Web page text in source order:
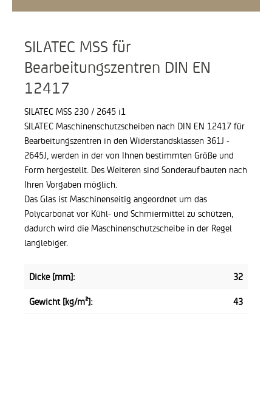
SILATEC MSS für
Bearbeitungszentren DIN EN
12417
SILATEC MSS 230 / 2645 i1
SILATEC Maschinenschutzscheiben nach DIN EN 12417 für
Bearbeitungszentren in den Widerstandsklassen 361J -
2645J, werden in der von Ihnen bestimmten Größe und
Form hergestellt. Des Weiteren sind Sonderaufbauten nach
Ihren Vorgaben möglich.
Das Glas ist Maschinenseitig angeordnet um das
Polycarbonat vor Kühl- und Schmiermittel zu schützen,
dadurch wird die Maschinenschutzscheibe in der Regel
langlebiger.
Dicke [mm]:
32
Gewicht [kg/m²]:
43